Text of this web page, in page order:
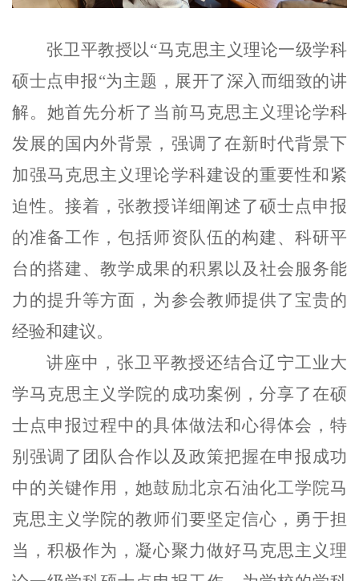
张卫平教授以“马克思主义理论一级学科
硕士点申报“为主题，展开了深入而细致的讲
解。她首先分析了当前马克思主义理论学科
发展的国内外背景，强调了在新时代背景下
加强马克思主义理论学科建设的重要性和紧
迫性。接着，张教授详细阐述了硕士点申报
的准备工作，包括师资队伍的构建、科研平
台的搭建、教学成果的积累以及社会服务能
力的提升等方面，为参会教师提供了宝贵的
经验和建议。
讲座中，张卫平教授还结合辽宁工业大
学马克思主义学院的成功案例，分享了在硕
士点申报过程中的具体做法和心得体会，特
别强调了团队合作以及政策把握在申报成功
中的关键作用，她鼓励北京石油化工学院马
克思主义学院的教师们要坚定信心，勇于担
当，积极作为，凝心聚力做好马克思主义理